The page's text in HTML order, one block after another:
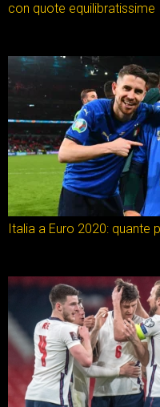
con quote equilibratissime
Italia a Euro 2020: quante